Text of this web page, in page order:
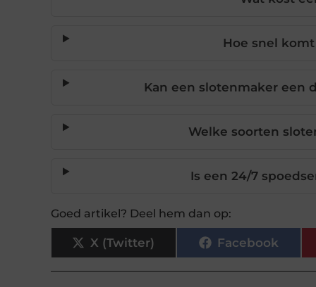
Hoe snel
Kan een slotenmaker een
Welke soorten
Is een 24/7
Goed artikel? Deel hem dan op:
X (Twitter) Facebook